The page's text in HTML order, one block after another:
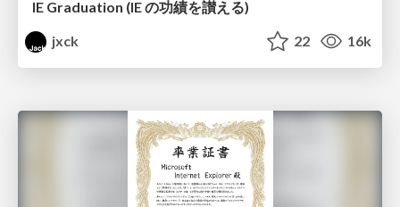
IE Graduation (IE の功績を讃える)
jxck
22 16k